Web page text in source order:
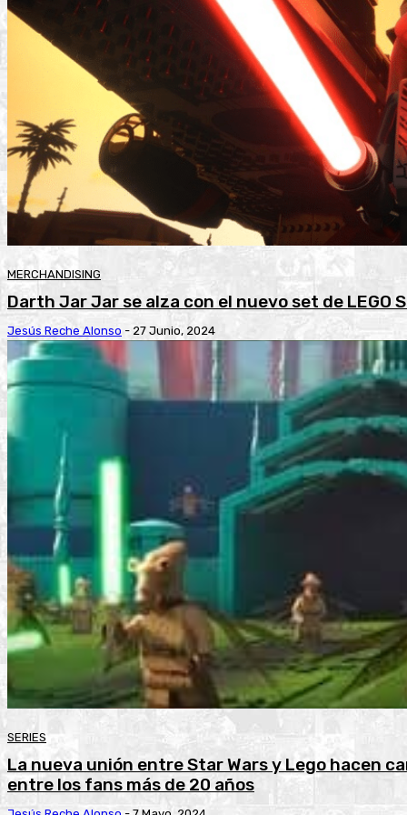
MERCHANDISING
Darth Jar Jar se alza con el nuevo set de LEGO
Jesús Reche Alonso - 27 Junio, 2024
SERIES
La nueva unión entre Star Wars y Lego hacen
entre los fans más de 20 años